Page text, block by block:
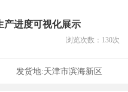
产进度可视化展示
浏览次数： 130次
发货地:天津市滨海新区